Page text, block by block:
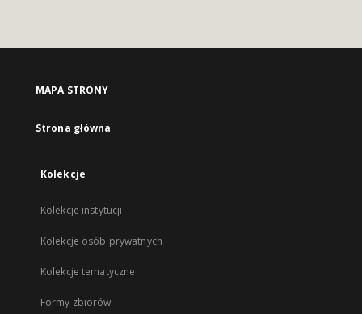
MAPA STRONY
Strona główna
Kolekcje
Kolekcje instytucji
Kolekcje osób prywatnych
Kolekcje tematyczne
Formy zbiorów